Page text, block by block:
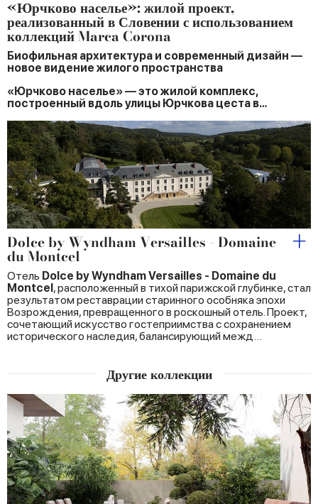
«Юрчково населье»: жилой проект,
реализованный в Словении с использованием
коллекций Marca Corona
Биофильная архитектура и современный дизайн —
новое видение жилого пространства
«Юрчково населье» — это жилой комплекс,
построенный вдоль улицы Юрчкова цеста в…
Dolce by Wyndham Versailles - Domaine
du Montcel
Отель Dolce by Wyndham Versailles - Domaine du
Montcel, расположенный в тихой парижской глубинке, стал
результатом реставрации старинного особняка эпохи
Возрождения, превращенного в роскошный отель. Проект,
сочетающий искусство гостеприимства с сохранением
исторического наследия, балансирующий межд…
Другие коллекции